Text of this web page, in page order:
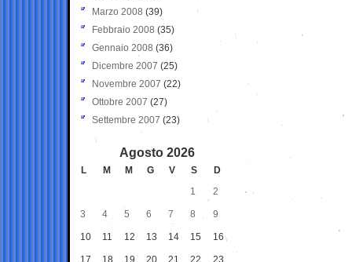
Marzo 2008 (39)
Febbraio 2008 (35)
Gennaio 2008 (36)
Dicembre 2007 (25)
Novembre 2007 (22)
Ottobre 2007 (27)
Settembre 2007 (23)
Agosto 2026
L M M G V S
D
1
2
3 4 5 6 7 8 9
10 11 12 13 14 15 16
17 18 19 20 21 22 23